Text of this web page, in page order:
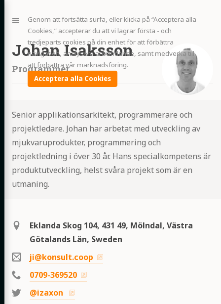
to:Navigation
Genom att fortsätta surfa, eller klicka på “Acceptera alla
Cookies,” accepterar du att vi lagrar första - och
tredjeparts cookies på din enhet för att förbättra
navigation, analysera användande, samt medverka till
att förbättra vår marknadsföring.
Acceptera alla Cookies
Johan Isaksson
Programmer
Senior applikationsarkitekt, programmerare och
projektledare. Johan har arbetat med utveckling av
mjukvaruprodukter, programmering och
projektledning i över 30 år. Hans specialkompetens är
produktutveckling, helst svåra projekt som är en
utmaning.
Location
Eklanda Skog 104, 431 49, Mölndal, Västra
Götalands Län, Sweden
Epostji@konsult.coop
Telefon
0709-369520
Twitter
@izaxon